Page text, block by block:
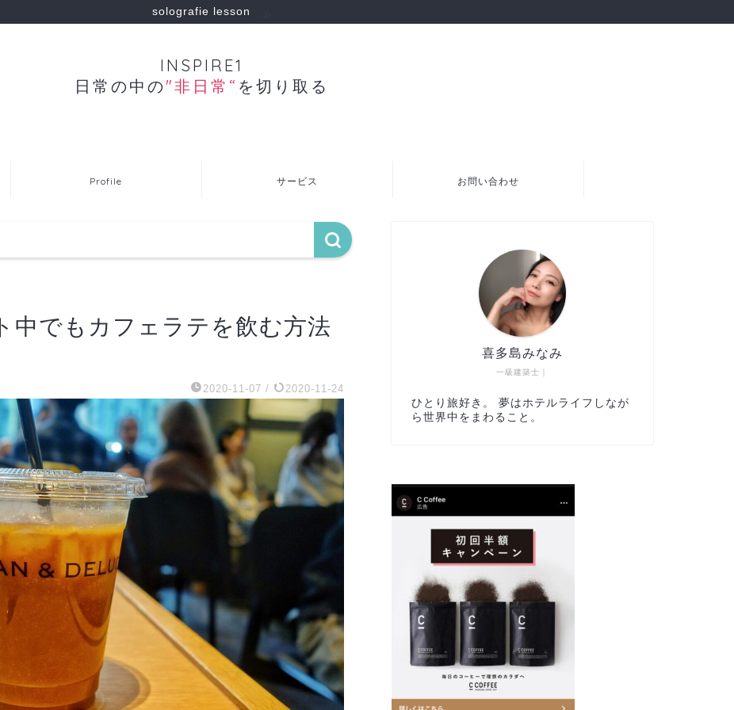
solografie lesson
INSPIRE1
日常の中の "非日常“ を切り取る
Profile サービス お問い合わせ
中でもカフェラテを飲む方法
2020-11-07 / 2020-11-24
一級建築士｜
喜多島みなみ
ひとり旅好き。 夢はホテルライフしなが
ら世界中をまわること。